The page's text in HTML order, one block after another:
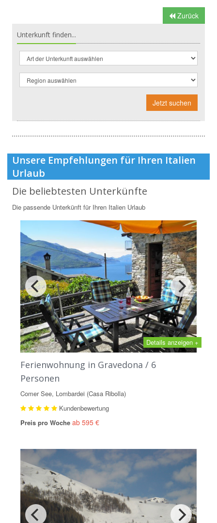
Zurück
Unterkunft finden...
Jetzt suchen
Unsere Empfehlungen für Ihren Italien
Urlaub
Die beliebtesten Unterkünfte
Die passende Unterkünft für Ihren Italien Urlaub
Details anzeigen +
Ferienwohnung in Gravedona / 6
Personen
Comer See, Lombardei (Casa Ribolla)
Kundenbewertung
Preis pro Woche ab 595 €